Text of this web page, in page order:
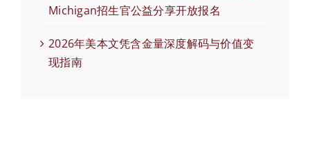
Michigan招生官公益分享开放报名
2026年美本文凭含金量深度解码与价值变
现指南